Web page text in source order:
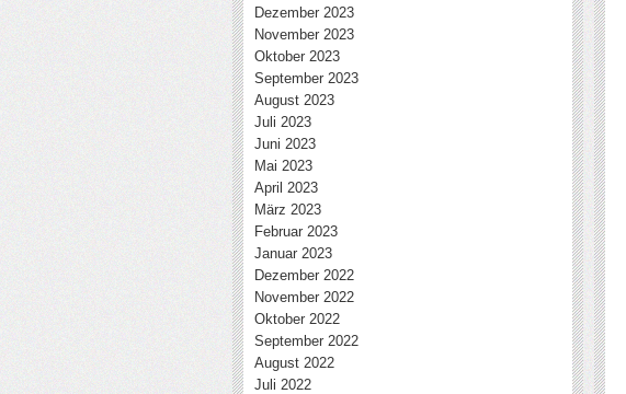
Dezember 2023
November 2023
Oktober 2023
September 2023
August 2023
Juli 2023
Juni 2023
Mai 2023
April 2023
März 2023
Februar 2023
Januar 2023
Dezember 2022
November 2022
Oktober 2022
September 2022
August 2022
Juli 2022